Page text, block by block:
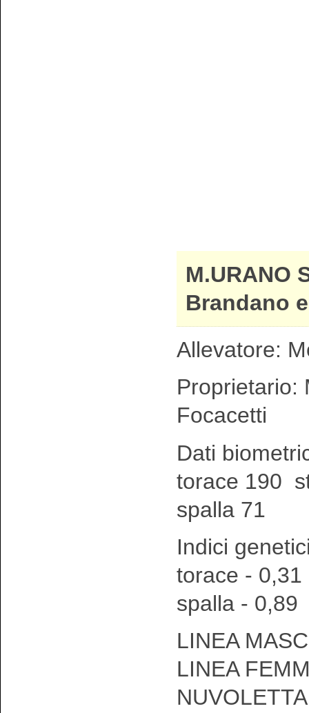
M.URANO
Brandano
Allevatore:
Proprietario:
Focacetti
Dati
torace 190
spalla 71
Indici
torace -
spalla - 0,89
LINEA
LINEA
NUVOLETTA